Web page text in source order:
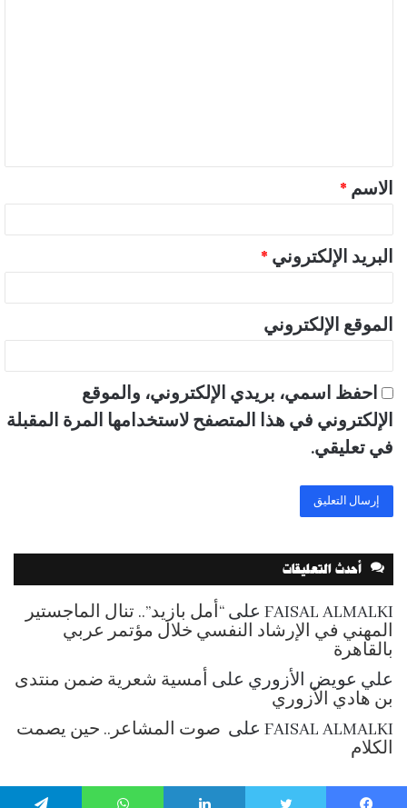
ق
*
الاسم *
البريد الإلكتروني *
الموقع الإلكتروني
احفظ اسمي، بريدي الإلكتروني، والموقع
الإلكتروني في هذا المتصفح لاستخدامها المرة المقبلة
في تعليقي.
أحدث التعليقات
FAISAL ALMALKI على “أمل بازيد”.. تنال الماجستير
المهني في الإرشاد النفسي خلال مؤتمر عربي
بالقاهرة
علي عويض الأزوري على أمسية شعرية ضمن منتدى
بن هادي الأزوري
FAISAL ALMALKI على صوت المشاعر.. حين يصمت
الكلام